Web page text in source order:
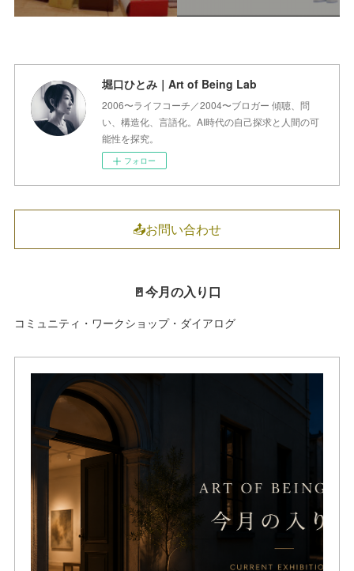
堀口ひとみ｜Art of Being Lab
2006〜ライフコーチ／2004〜ブロガー 傾聴、問
い、構造化、言語化。AI時代の自己探求と人間の可
能性を探究。
フォロー
📤お問い合わせ
🚪今月の入り口
コミュニティ・ワークショップ・ダイアログ